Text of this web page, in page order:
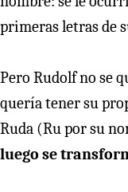
primeras letras de
Pero Rudolf no se
quería tener su
Ruda (Ru por su
luego se